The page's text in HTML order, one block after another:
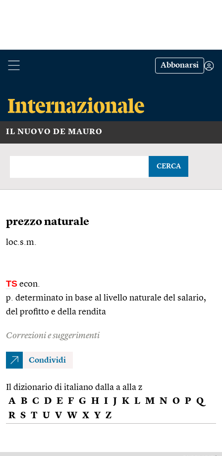
Abbonarsi
IL NUOVO DE MAURO
CERCA
prezzo naturale
loc.s.m.
TS econ.
p. determinato in base al livello naturale del salario,
del profitto e della rendita
Correzioni e suggerimenti
Condividi
Il dizionario di italiano dalla a alla z
A B C D E F G H I J K L M N O P Q
R S T U V W X Y Z